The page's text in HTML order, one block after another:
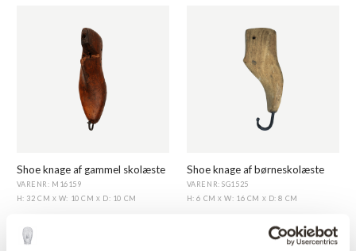
Shoe knage af gammel skolæste
VARENR: M16159
H: 32 CM X W: 10 CM X D: 10 CM
Shoe knage af børneskolæste
VARENR: SG1525
H: 6 CMX W: 16 CM X D: 8 CM